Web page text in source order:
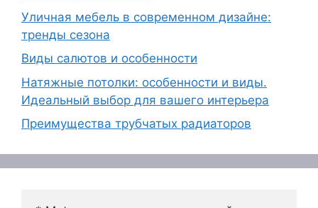
Уличная мебель в современном дизайне:
тренды сезона
Виды салютов и особенности
Натяжные потолки: особенности и виды.
Идеальный выбор для вашего интерьера
Преимущества трубчатых радиаторов